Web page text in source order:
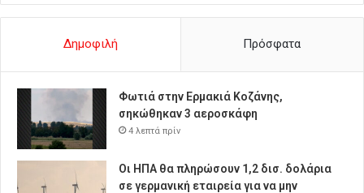
Δημοφιλή Πρόσφατα
Φωτιά στην Ερμακιά Κοζάνης,
σηκώθηκαν 3 αεροσκάφη
4 λεπτά πρίν
Οι ΗΠΑ θα πληρώσουν 1,2 δισ. δολάρια
σε γερμανική εταιρεία για να μην